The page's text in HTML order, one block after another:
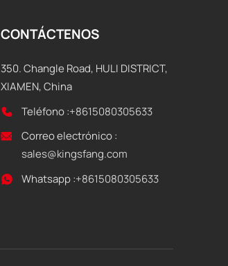
CONTÁCTENOS
350. Changle Road, HULI DISTRICT,
XIAMEN, China
Teléfono :+8615080305633
Correo electrónico :
sales@kingsfang.com
Whatsapp :+8615080305633